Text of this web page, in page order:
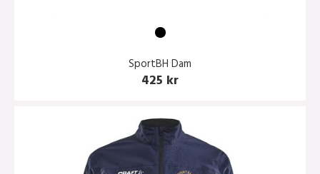
SportBH Dam
425 kr